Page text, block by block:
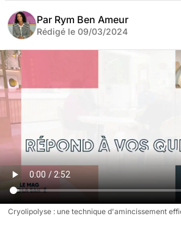
Par Rym Ben Ameur
Rédigé le 09/03/2024
Cryolipolyse : une technique d'amincissement